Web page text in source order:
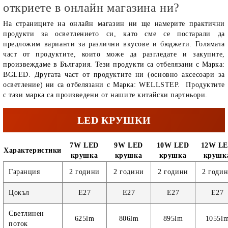
откриете в онлайн магазина ни?
На страниците на онлайн магазин ни ще намерите практични
продукти за осветлението си, като сме се постарали да
предложим варианти за различни вкусове и бюджети. Голямата
част от продуктите, които може да разгледате и закупите,
произвеждаме в България. Тези продукти са отбелязани с Марка:
BGLED. Другата част от продуктите ни (основно аксесоари за
осветление) ни са отбелязани с Марка: WELLSTEP. Продуктите
с тази марка са произведени от нашите китайски партньори.
LED КРУШКИ
Характеристики
7W LED
крушка
9W LED
крушка
10W LED
крушка
12W
Гаранция 2 години 2 години 2 години 2
Цокъл E27 E27 E27 E27
Светлинен
поток
625lm 806lm 895lm